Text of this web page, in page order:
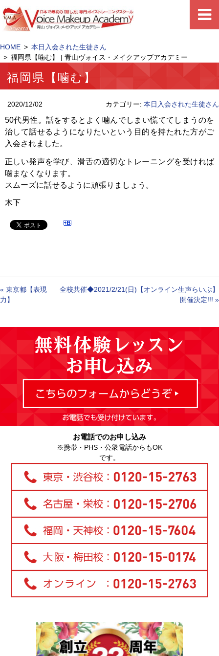
HOME
本日入会された生徒さん
福岡県【噛む】 | 青山ヴォイス・メイクアップアカデミー
福岡県【噛む】
2020/12/02 カテゴリー: 本日入会された生徒さん
50代男性。話をするとよく噛んでしまい慌ててしまうのを
治して話せるようになりたいという目的を持たれた方がご
入会されました。
正しい発声を学び、滑舌の適切なトレーニングを受ければ
噛まなくなります。
スムーズに話せるように頑張りましょう。
木下
« 東京都【表現
力】
全校共催◆2021/2/21(日)【オンライン生声らいぶ】
開催決定!!! »
お電話でのお申し込み
※携帯・PHS・公衆電話からもOK
です。